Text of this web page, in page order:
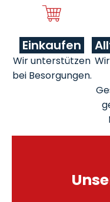
Einkaufen
Wir unterstützen
bei Besorgungen.